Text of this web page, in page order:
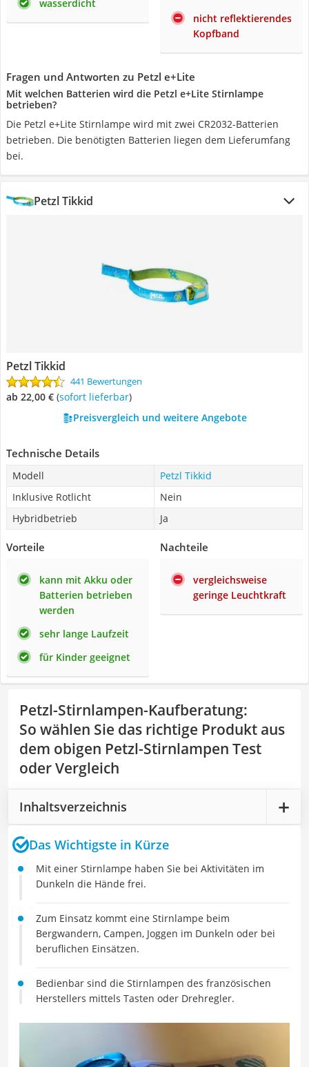
wasserdicht
nicht reflektierendes
Kopfband
Fragen und Antworten zu Petzl e+Lite
Mit welchen Batterien wird die Petzl e+Lite Stirnlampe
betrieben?
Die Petzl e+Lite Stirnlampe wird mit zwei CR2032-Batterien
betrieben. Die benötigten Batterien liegen dem Lieferumfang
bei.
Petzl Tikkid
Petzl Tikkid
441 Bewertungen
ab 22,00 € ( Sofort lieferbar)
Preisvergleich und weitere Angebote
Technische Details
Modell
Petzl Tikkid
Inklusive Rotlicht
Nein
Hybridbetrieb
Ja
Vorteile
kann mit Akku oder
Batterien betrieben
werden
sehr lange Laufzeit
für Kinder geeignet
Nachteile
vergleichsweise
geringe Leuchtkraft
Petzl-Stirnlampen-Kaufberatung:
So wählen Sie das richtige Produkt aus
dem obigen Petzl-Stirnlampen Test
oder Vergleich
Inhaltsverzeichnis
Das Wichtigste in Kürze
Mit einer Stirnlampe haben Sie bei Aktivitäten im
Dunkeln die Hände frei.
Zum Einsatz kommt eine Stirnlampe beim
Bergwandern, Campen, Joggen im Dunkeln oder bei
beruflichen Einsätzen.
Bedienbar sind die Stirnlampen des französischen
Herstellers mittels Tasten oder Drehregler.